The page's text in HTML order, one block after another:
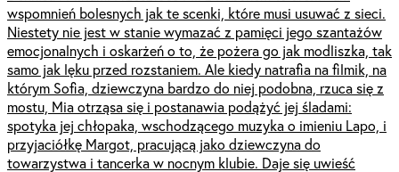
wspomnień bolesnych jak te scenki, które musi usuwać z sieci.
Niestety nie jest w stanie wymazać z pamięci jego szantażów
emocjonalnych i oskarżeń o to, że pożera go jak modliszka, tak
samo jak lęku przed rozstaniem. Ale kiedy natrafia na filmik, na
którym Sofia, dziewczyna bardzo do niej podobna, rzuca się z
mostu, Mia otrząsa się i postanawia podążyć jej śladami:
spotyka jej chłopaka, wschodzącego muzyka o imieniu Lapo, i
przyjaciółkę Margot, pracującą jako dziewczyna do
towarzystwa i tancerka w nocnym klubie. Daje się uwieść